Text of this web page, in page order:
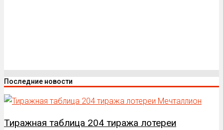
Последние новости
Тиражная таблица 204 тиража лотереи